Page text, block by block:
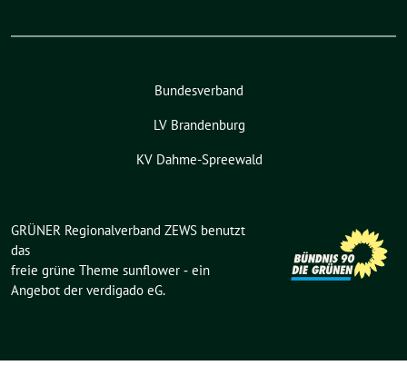
Bundesverband
LV Brandenburg
KV Dahme-Spreewald
GRÜNER Regionalverband ZEWS benutzt
das
freie grüne Theme sunflower ‐ ein
Angebot der verdigado eG.